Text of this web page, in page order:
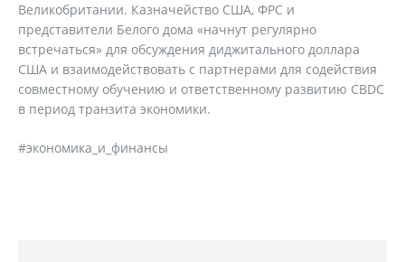
Великобритании. Казначейство США, ФРС и
представители Белого дома «начнут регулярно
встречаться» для обсуждения диджитального доллара
США и взаимодействовать с партнерами для содействия
совместному обучению и ответственному развитию CBDC
в период транзита экономики.
#экономика_и_финансы